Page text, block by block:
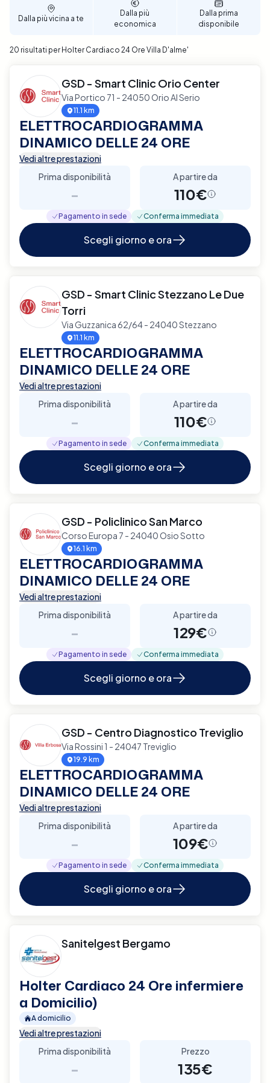
Dalla più vicina a te
Dalla più
economica
Dalla prima
disponibile
20 risultati per Holter Cardiaco 24 Ore Villa D'alme'
GSD - Smart Clinic Orio Center
Via Portico 71 - 24050 Orio Al Serio
11.1 km
ELETTROCARDIOGRAMMA
DINAMICO DELLE 24 ORE
Vedi altre prestazioni
Prima disponibilità
-
A partire da
110€
Pagamento in sede Conferma immediata
Scegli giorno e ora
GSD - Smart Clinic Stezzano Le Due
Torri
Via Guzzanica 62/64 - 24040 Stezzano
11.1 km
ELETTROCARDIOGRAMMA
DINAMICO DELLE 24 ORE
Vedi altre prestazioni
Prima disponibilità
-
A partire da
110€
Pagamento in sede Conferma immediata
Scegli giorno e ora
GSD - Policlinico San Marco
Corso Europa 7 - 24040 Osio Sotto
16.1 km
ELETTROCARDIOGRAMMA
DINAMICO DELLE 24 ORE
Vedi altre prestazioni
Prima disponibilità
-
A partire da
129€
Pagamento in sede Conferma immediata
Scegli giorno e ora
GSD - Centro Diagnostico Treviglio
Via Rossini 1 - 24047 Treviglio
19.9 km
ELETTROCARDIOGRAMMA
DINAMICO DELLE 24 ORE
Vedi altre prestazioni
Prima disponibilità
-
A partire da
109€
Pagamento in sede Conferma immediata
Scegli giorno e ora
Sanitelgest Bergamo
Holter Cardiaco 24 Ore infermiere
a Domicilio)
A domicilio
Vedi altre prestazioni
Prima disponibilità
-
Prezzo
135€